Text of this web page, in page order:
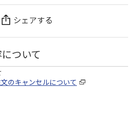
シェアする
ついて
のキャンセルについて